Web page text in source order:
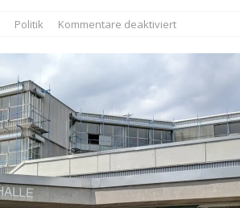
Politik Kommentare deaktiviert